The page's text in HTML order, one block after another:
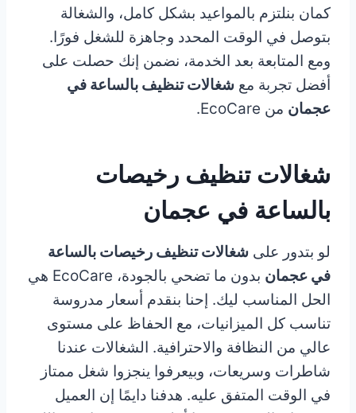
كمان بنلتزم بالمواعيد بشكل كامل، والشغالة
بتوصل في الوقت المحدد وجاهزة للشغل فورًا.
ومع المتابعة بعد الخدمة، نضمن إنك حصلت على
أفضل تجربة مع شغالات تنظيف بالساعة في
عجمان من EcoCare.
شغالات تنظيف رخيصات
بالساعة في عجمان
لو بتدور على شغالات تنظيف رخيصات بالساعة
في عجمان
بدون ما تضحي بالجودة، EcoCare هي
الحل المناسب ليك. إحنا بنقدم أسعار مدروسة
تناسب كل الميزانيات، مع الحفاظ على مستوى
عالي من النظافة والاحترافية. الشغالات عندنا
شاطرات وسريعات، وبيعرفوا ينجزوا شغل ممتاز
في الوقت المتفق عليه. هدفنا دايمًا إن العميل